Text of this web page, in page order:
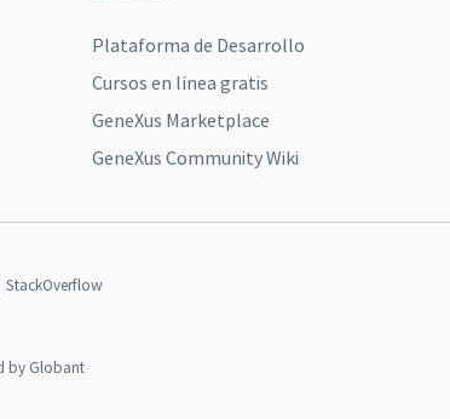
Plataforma de Desarrollo
Cursos en línea gratis
GeneXus Marketplace
GeneXus Community Wiki
StackOverflow
by Globant